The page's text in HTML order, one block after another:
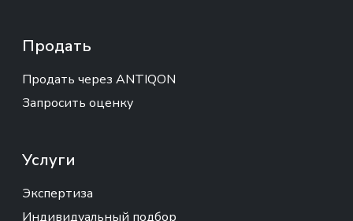
Продать
Продать через ANTIQON
Запросить оценку
Услуги
Экспертиза
Индивидуальный подбор